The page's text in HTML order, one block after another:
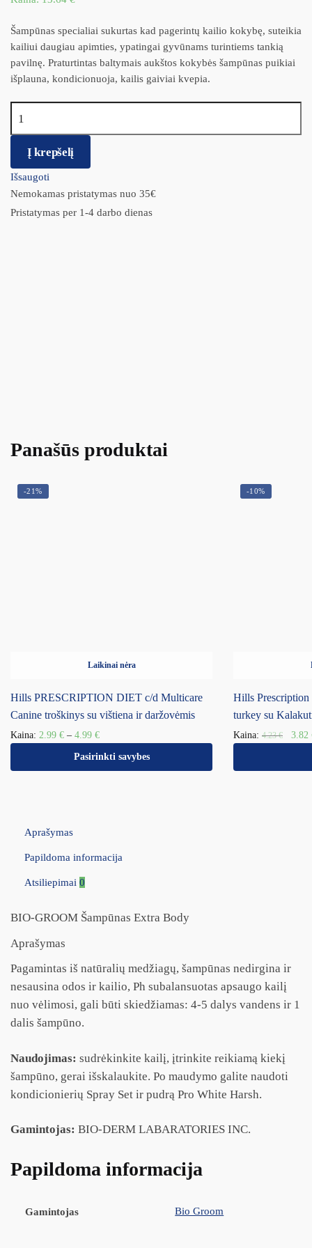
Šampūnas specialiai sukurtas kad pagerintų kailio kokybę, suteikia
kailiui daugiau apimties, ypatingai gyvūnams turintiems tankią
pavilnę. Praturtintas baltymais aukštos kokybės šampūnas puikiai
išplauna, kondicionuoja, kailis gaiviai kvepia.
Į krepšelį
Išsaugoti
Nemokamas pristatymas nuo 35€
Pristatymas per 1-4 darbo dienas
Panašūs produktai
-21%
Laikinai nėra
Hills PRESCRIPTION DIET c/d Multicare
Canine troškinys su vištiena ir daržovėmis
Kaina: 2.99 € – 4.99 €
Pasirinkti savybes
-10%
Hills
turkey su
Kaina: 4.23€ 3.82
Aprašymas
Papildoma informacija
Atsiliepimai 0
BIO-GROOM Šampūnas Extra Body
Aprašymas
Pagamintas iš natūralių medžiagų, šampūnas nedirgina ir
nesausina odos ir kailio, Ph subalansuotas apsaugo kailį
nuo vėlimosi, gali būti skiedžiamas: 4-5 dalys vandens ir 1
dalis šampūno.
Naudojimas: sudrėkinkite kailį, įtrinkite reikiamą kiekį
šampūno, gerai išskalaukite. Po maudymo galite naudoti
kondicionierių Spray Set ir pudrą Pro White Harsh.
Gamintojas: BIO-DERM LABARATORIES INC.
Papildoma informacija
Gamintojas Bio Groom